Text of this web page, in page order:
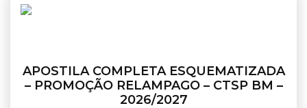
APOSTILA COMPLETA ESQUEMATIZADA
– PROMOÇÃO RELAMPAGO – CTSP BM –
2026/2027